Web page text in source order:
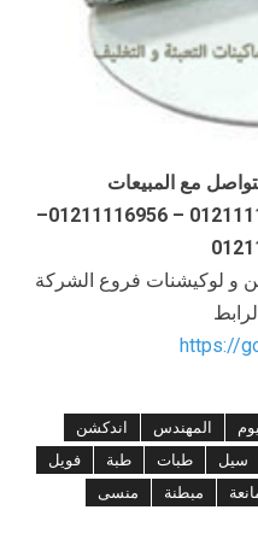
مع المبيعات
موبايل 01211116954 – 01211116955 – 01211116956–
و لوكيشنات فروع الشركة
https://
المهندس
اندكشن
سيل طبات طبة
فويل
مبطنة
منسى